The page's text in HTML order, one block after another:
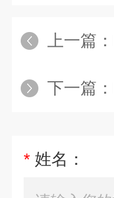
上一篇：
下一篇：
* 姓名：